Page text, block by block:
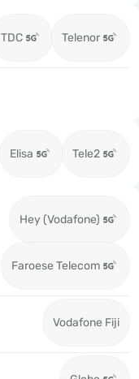
TDC Telenor
Elisa Tele2
Hey (Vodafone)
Faroese Telecom
Vodafone Fiji